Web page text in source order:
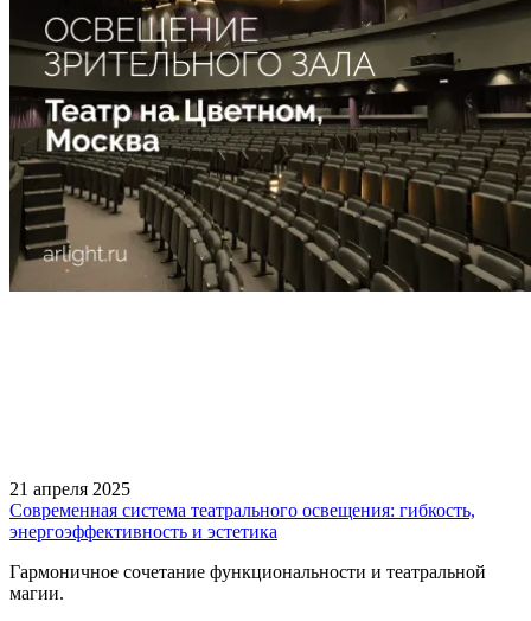
21 апреля 2025
Современная система театрального освещения: гибкость,
энергоэффективность и эстетика
Гармоничное сочетание функциональности и театральной
магии.